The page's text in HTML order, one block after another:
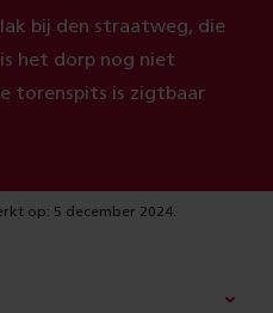
bij den straatweg, die
het dorp nog niet
torenspits is zigtbaar
op: 5 december 2024.